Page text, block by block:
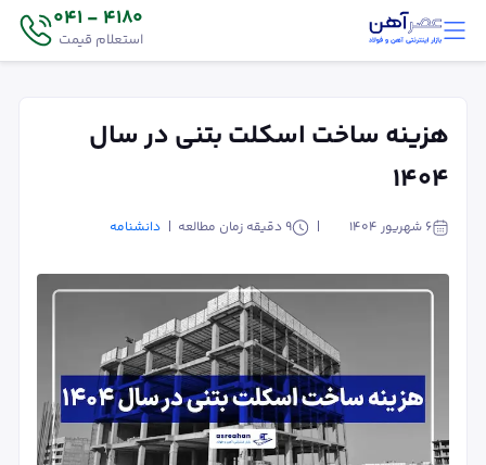
4180 - 041
استعلام قیمت
هزینه ساخت اسکلت بتنی در سال
۱۴۰۴
۶ شهریور ۱۴۰۴ 9 دقیقه زمان مطالعه دانشنامه